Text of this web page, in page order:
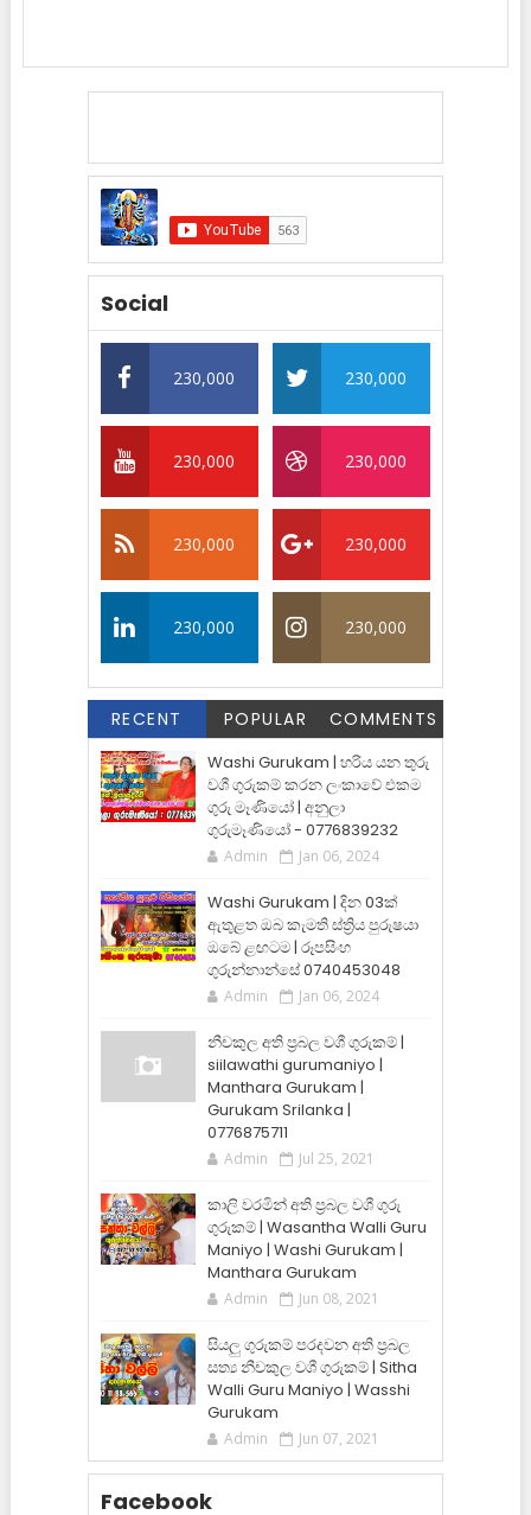
Social
230,000 230,000
230,000 230,000
230,000 230,000
230,000 230,000
RECENT POPULAR COMMENTS
Washi Gurukam | හරිය යන තුරු
වශී ගුරුකම් කරන ලංකාවේ එකම
ගුරු මෑණියෝ | අනුලා
ගුරුමෑණියෝ - 0776839232
Admin Jan 06, 2024
Washi Gurukam | දින 03ක්
ඇතුළත ඔබ කැමති ස්ත්‍රිය පුරුෂයා
ඔබේ ළඟටම | රූපසිංහ
ගුරුන්නාන්සේ 0740453048
Admin Jan 06, 2024
නීචකුල අති ප්‍රබල වශී ගුරුකම් |
siilawathi gurumaniyo |
Manthara Gurukam |
Gurukam Srilanka |
0776875711
Admin Jul 25, 2021
කාලි වරමින් අති ප්‍රබල වශී ගුරු
ගුරුකම් | Wasantha Walli Guru
Maniyo | Washi Gurukam |
Manthara Gurukam
Admin Jun 08, 2021
සියලු ගුරුකම් පරදවන අති ප්‍රබල
සත්‍ය නීචකුල වශී ගුරුකම් | Sitha
Walli Guru Maniyo | Wasshi
Gurukam
Admin Jun 07, 2021
Facebook